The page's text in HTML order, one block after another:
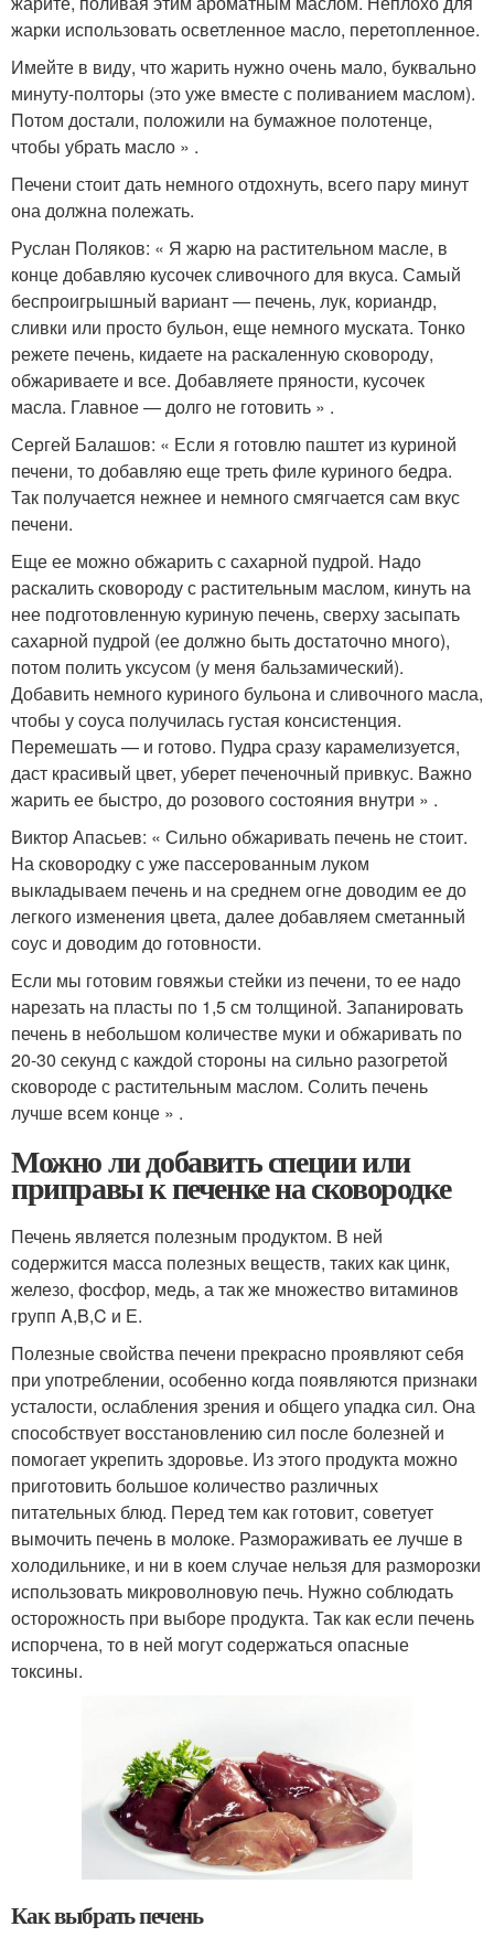
жарки использовать осветленное масло, перетопленное.
Имейте в виду, что жарить нужно очень мало, буквально
минуту-полторы (это уже вместе с поливанием маслом).
Потом достали, положили на бумажное полотенце,
чтобы убрать масло » .
Печени стоит дать немного отдохнуть, всего пару минут
она должна полежать.
Руслан Поляков: « Я жарю на растительном масле, в
конце добавляю кусочек сливочного для вкуса. Самый
беспроигрышный вариант — печень, лук, кориандр,
сливки или просто бульон, еще немного муската. Тонко
режете печень, кидаете на раскаленную сковороду,
обжариваете и все. Добавляете пряности, кусочек
масла. Главное — долго не готовить » .
Сергей Балашов: « Если я готовлю паштет из куриной
печени, то добавляю еще треть филе куриного бедра.
Так получается нежнее и немного смягчается сам вкус
печени.
Еще ее можно обжарить с сахарной пудрой. Надо
раскалить сковороду с растительным маслом, кинуть на
нее подготовленную куриную печень, сверху засыпать
сахарной пудрой (ее должно быть достаточно много),
потом полить уксусом (у меня бальзамический).
Добавить немного куриного бульона и сливочного масла,
чтобы у соуса получилась густая консистенция.
Перемешать — и готово. Пудра сразу карамелизуется,
даст красивый цвет, уберет печеночный привкус. Важно
жарить ее быстро, до розового состояния внутри » .
Виктор Апасьев: « Сильно обжаривать печень не стоит.
На сковородку с уже пассерованным луком
выкладываем печень и на среднем огне доводим ее до
легкого изменения цвета, далее добавляем сметанный
соус и доводим до готовности.
Если мы готовим говяжьи стейки из печени, то ее надо
нарезать на пласты по 1,5 см толщиной. Запанировать
печень в небольшом количестве муки и обжаривать по
20-30 секунд с каждой стороны на сильно разогретой
сковороде с растительным маслом. Солить печень
лучше всем конце » .
Можно ли добавить специи или
приправы к печенке на сковородке
Печень является полезным продуктом. В ней
содержится масса полезных веществ, таких как цинк,
железо, фосфор, медь, а так же множество витаминов
групп A,B,C и Е.
Полезные свойства печени прекрасно проявляют себя
при употреблении, особенно когда появляются признаки
усталости, ослабления зрения и общего упадка сил. Она
способствует восстановлению сил после болезней и
помогает укрепить здоровье. Из этого продукта можно
приготовить большое количество различных
питательных блюд. Перед тем как готовит, советует
вымочить печень в молоке. Размораживать ее лучше в
холодильнике, и ни в коем случае нельзя для разморозки
использовать микроволновую печь. Нужно соблюдать
осторожность при выборе продукта. Так как если печень
испорчена, то в ней могут содержаться опасные
токсины.
Как выбрать печень